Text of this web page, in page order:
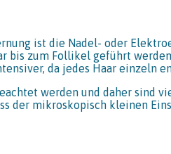
ist die Nadel- oder
bis zum Follikel geführt
da jedes Haar einzeln
werden und daher sind
der mikroskopisch kleinen